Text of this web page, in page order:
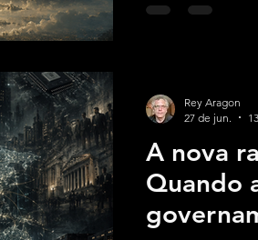
A nova
Quando
Rey Aragon
27 de jun.